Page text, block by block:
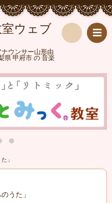
ウェブ
ウンサー山形由
県 甲府市 の 音楽
索
」
うた」